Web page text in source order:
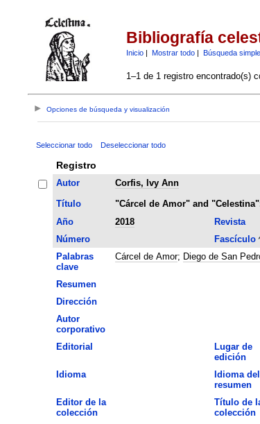
Bibliografía
Inicio| Mostrar todo| Búsqueda simple
1–1 de 1 registro encontrado(s)
Opciones de búsqueda y visualización
Seleccionar todo Deseleccionar todo
Registro
Autor
Corfis, Ivy Ann
Título
"Cárcel de Amor" and
Año
2018 Revista
Número
Fascículo
Palabras
clave
Cárcel de Amor; Diego de San
Resumen
Dirección
Autor
corporativo
Editorial
Lugar de
edición
Idioma
Idioma del
resumen
Editor de la
colección
Título de
colección